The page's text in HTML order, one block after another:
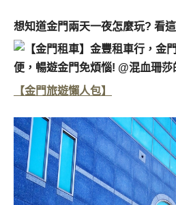
想知道金門兩天一夜怎麼玩? 看
【金門旅遊懶人包】